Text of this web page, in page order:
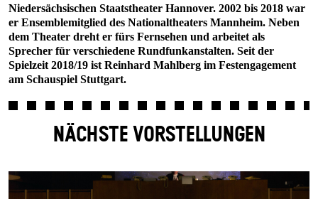
Niedersächsischen Staatstheater Hannover. 2002 bis 2018 war
er Ensemblemitglied des Nationaltheaters Mannheim. Neben
dem Theater dreht er fürs Fernsehen und arbeitet als
Sprecher für verschiedene Rundfunkanstalten. Seit der
Spielzeit 2018/19 ist Reinhard Mahlberg im Festengagement
am Schauspiel Stuttgart.
NÄCHSTE VORSTELLUNGEN